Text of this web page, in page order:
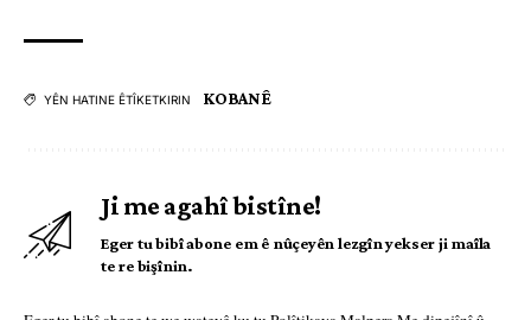
YÊN HATINE ÊTÎKETKIRIN KOBANÊ
Ji me agahî bistîne!
Eger tu bibî abone em ê nûçeyên lezgîn yekser ji maîla
te re bişînin.